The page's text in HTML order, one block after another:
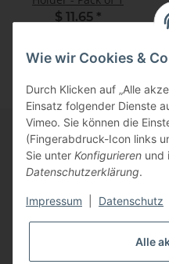
$ 11.65 *
Informationen
Gesetzliche Informationen
Wie wir Cookies &
Durch Klicken auf „Alle
Einsatz folgender Dienste
Vimeo. Sie können die
(Fingerabdruck-Icon links
Sie unter Konfigurieren und
Datenschutzerklärung.
Impressum Datenschutz
Alle